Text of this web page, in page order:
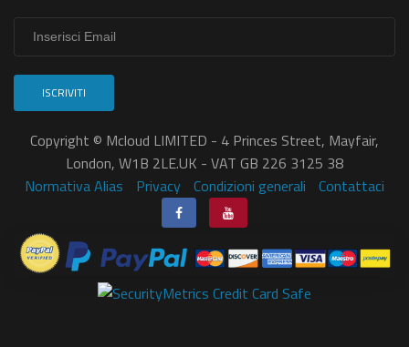
ISCRIVITI
Copyright © Mcloud LIMITED - 4 Princes Street, Mayfair,
London, W1B 2LE.UK - VAT GB 226 3125 38
Normativa Alias
Privacy Condizioni generali Contattaci